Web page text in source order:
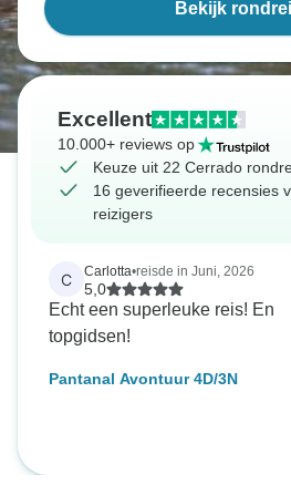
Bekijk
Excellent
10.000+ reviews op
Keuze uit 22 Cerrado
16 geverifieerde recensies
reizigers
C Carlotta•reisde in Juni, 2026
5,0
Echt een superleuke reis! En
topgidsen!
Pantanal Avontuur 4D/3N